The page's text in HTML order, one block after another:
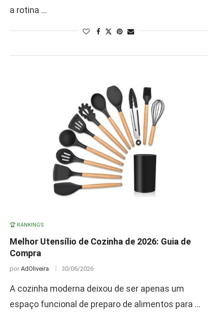
a rotina …
🏆 RANKINGS
Melhor Utensílio de Cozinha de 2026: Guia de
Compra
por AdOliveira 30/06/2026
A cozinha moderna deixou de ser apenas um
espaço funcional de preparo de alimentos para …